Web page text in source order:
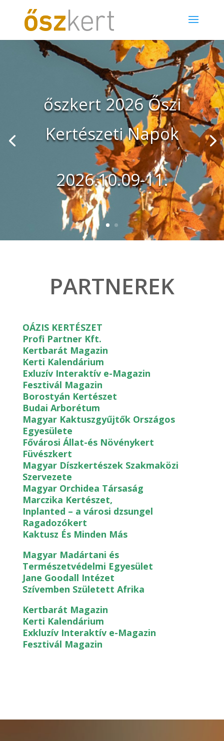
őszkert 2026 Őszi
Kertészeti Napok
2026.10.09-11.
PARTNEREK
OÁZIS KERTÉSZET
Profi Partner Kft.
Kertbarát Magazin
Kerti Kalendárium
Exluzív Interaktív e-Magazin
Fesztivál Magazin
Borostyán Kertészet
Budai Arborétum
Magyar Kaktuszgyűjtők Országos
Egyesülete
Fővárosi Állat-és Növénykert
Füvészkert
Magyar Díszkertészek Szakmaközi
Szervezete
Magyar Orchidea Társaság
Marczika Kertészet,
Inplanted – a városi dzsungel
Ragadozókert
Kaktusz És Minden Más
Magyar Madártani és
Természetvédelmi Egyesület
Jane Goodall Intézet
Szívemben Született Afrika
Kertbarát Magazin
Kerti Kalendárium
Exkluzív Interaktív e-Magazin
Fesztivál Magazin